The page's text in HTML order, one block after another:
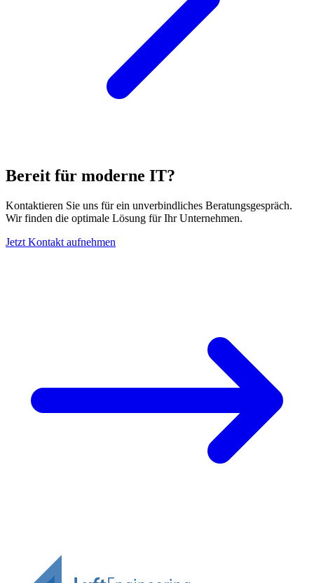
Bereit für moderne IT?
Kontaktieren Sie uns für ein unverbindliches Beratungsgespräch.
Wir finden die optimale Lösung für Ihr Unternehmen.
Jetzt Kontakt aufnehmen